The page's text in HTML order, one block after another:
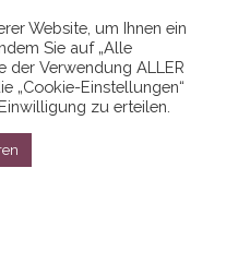
Website, um Ihnen ein
Sie auf „Alle
der Verwendung ALLER
„Cookie-Einstellungen“
zu erteilen.